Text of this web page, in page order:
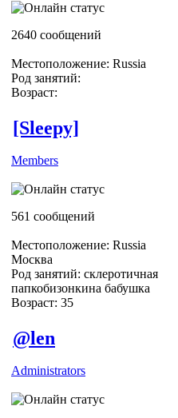
2640 сообщений
Местоположение: Russia
Род занятий:
Возраст:
[Sleepy]
Members
561 сообщений
Местоположение: Russia
Москва
Род занятий: склеротичная
папкобизонкина бабушка
Возраст: 35
@len
Administrators